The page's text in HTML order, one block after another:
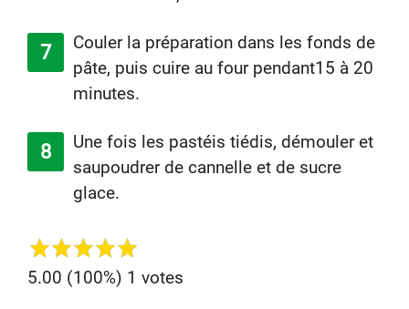
Couler la préparation dans les fonds de
pâte, puis cuire au four pendant15 à 20
minutes.
Une fois les pastéis tiédis, démouler et
saupoudrer de cannelle et de sucre
glace.
5.00 (100%) 1 votes